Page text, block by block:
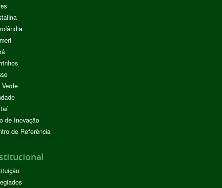
de Inovação
de Referência